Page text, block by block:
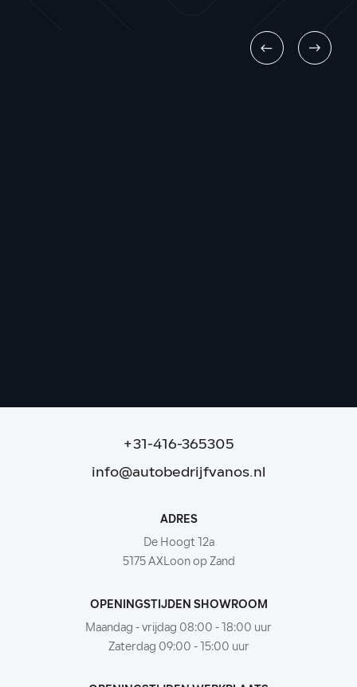
+31-416-365305
info@autobedrijfvanos.nl
ADRES
De Hoogt 12a
5175 AXLoon op Zand
OPENINGSTIJDEN SHOWROOM
Maandag - vrijdag 08:00 - 18:00 uur
Zaterdag 09:00 - 15:00 uur